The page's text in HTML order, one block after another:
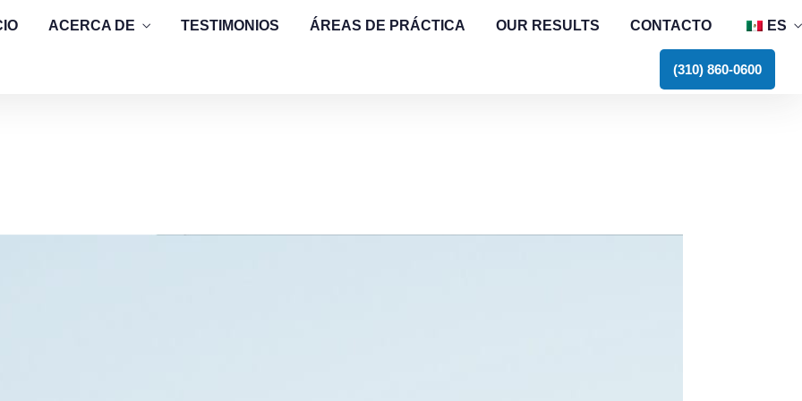
ACERCA DE TESTIMONIOS ÁREAS DE PRÁCTICA OUR RESULTS CONTACTO ES
(310) 860-0600